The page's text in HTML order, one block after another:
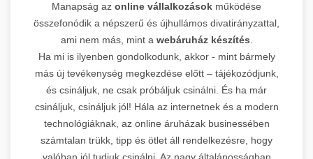
Manapság az online vállalkozások működése
összefonódik a népszerű és újhullámos divatirányzattal,
ami nem más, mint a webáruház készítés
Ha mi is ilyenben gondolkodunk, akkor - mint bármely
más új tevékenység megkezdése előtt – tájékozódjunk,
és csináljuk, ne csak próbáljuk csinálni. És ha már
csináljuk, csináljuk jól! Hála az internetnek és a modern
technológiáknak, az online áruházak businessében
számtalan trükk, tipp és ötlet áll rendelkezésre, hogy
valóban jól tudjuk csinálni. Az nagy általánosságban